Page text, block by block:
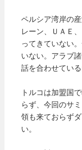
ペルシア湾岸の
レーン、ＵＡＥ
ってきていない
いない。アラブ
話を合わせてい
トルコは加盟国
らず、今回のサ
領も来ておらず
い。